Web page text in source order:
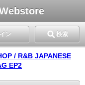
ン 検索
/ R&B JAPANESE
EP2